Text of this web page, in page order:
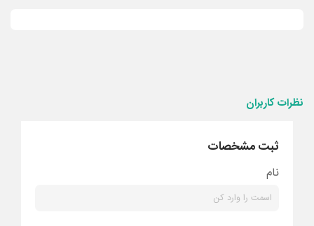
نظرات کاربران
ثبت مشخصات
نام